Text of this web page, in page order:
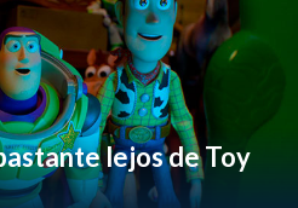
lejos de Toy